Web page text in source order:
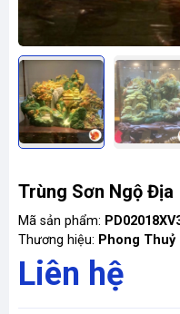
Trùng Sơn Ngộ Địa
Mã sản phẩm:
Thương hiệu: Phong Thuỷ
Liên hệ